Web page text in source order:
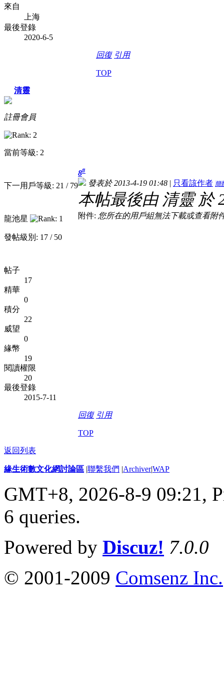
來自
上海
最後登錄
2020-6-5
回復 引用
TOP
清靈
註冊會員
當前等級: 2
下一用戶等級: 21 / 79
龍池星
發帖級別: 17 / 50
帖子
17
精華
0
積分
22
威望
0
緣幣
19
閱讀權限
20
最後登錄
2015-7-11
8#
發表於 2013-4-19 01:48 | 只看該作者 簡
本帖最後由 清靈 於
附件: 您所在的用戶組無法下載或查看附
回復 引用
TOP
返回列表
緣生術數文化網討論區 |聯繫我們 |Archiver|WAP
GMT+8, 2026-8-9 09:21,
6 queries.
Powered by Discuz! 7.0.0
© 2001-2009 Comsenz Inc.